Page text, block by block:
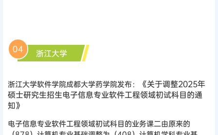
04 浙江大学
浙江大学软件学院成都大学药学院发布：
《关于调整2025年
硕士研究生招生电子信息专业软件工程领域初试科目的通
知》
电子信息专业软件工程领域初试科目的业务课二由原来的